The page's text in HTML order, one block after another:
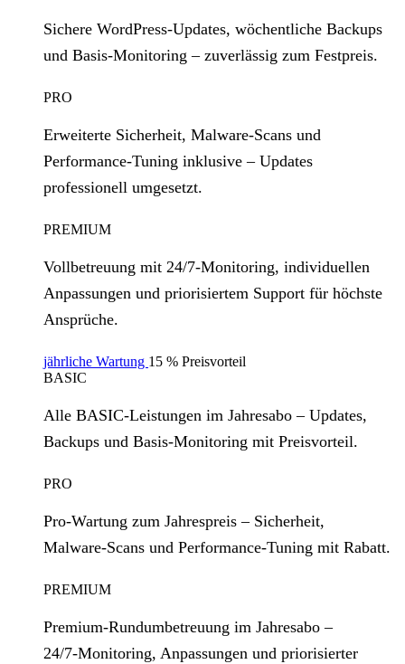
Sichere WordPress‑Updates, wöchentliche Backups
und Basis‑Monitoring – zuverlässig zum Festpreis.
PRO
Erweiterte Sicherheit, Malware‑Scans und
Performance‑Tuning inklusive – Updates
professionell umgesetzt.
PREMIUM
Vollbetreuung mit 24/7‑Monitoring, individuellen
Anpassungen und priorisiertem Support für höchste
Ansprüche.
jährliche Wartung 15 % Preisvorteil
BASIC
Alle BASIC‑Leistungen im Jahresabo – Updates,
Backups und Basis‑Monitoring mit Preisvorteil.
PRO
Pro‑Wartung zum Jahrespreis – Sicherheit,
Malware‑Scans und Performance‑Tuning mit Rabatt.
PREMIUM
Premium‑Rundumbetreuung im Jahresabo –
24/7‑Monitoring, Anpassungen und priorisierter